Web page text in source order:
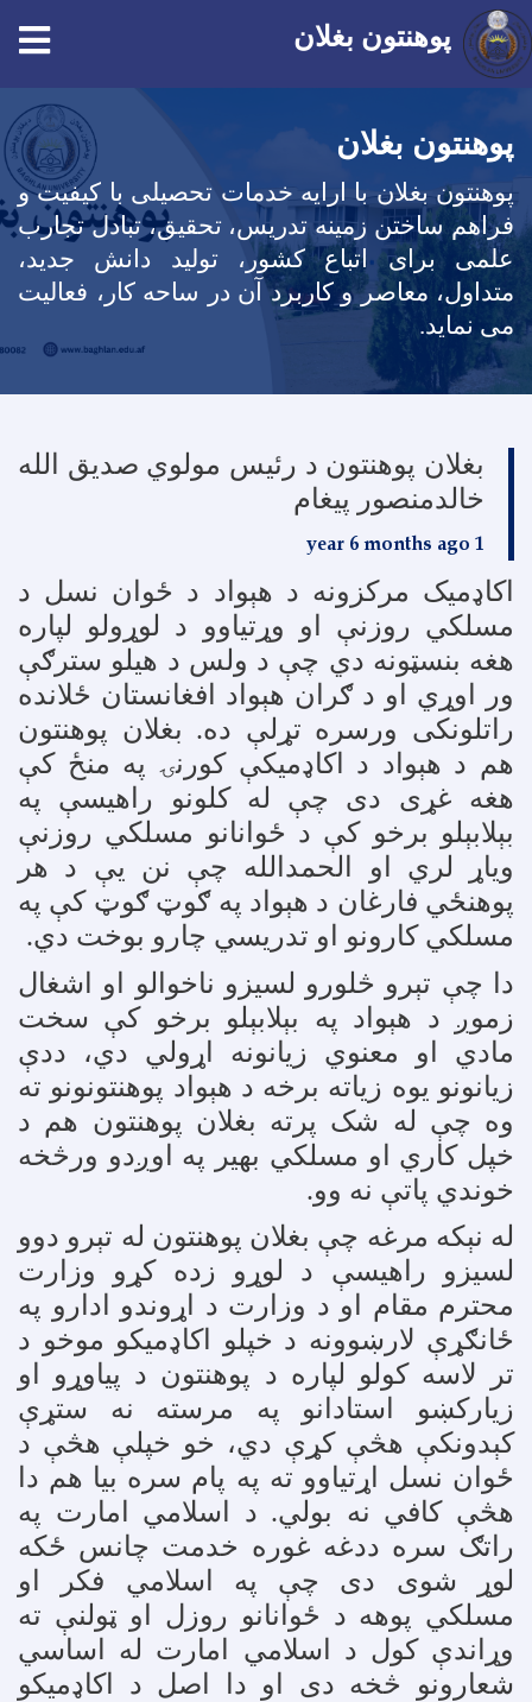
content
پوهنتون بغلان
پوهنتون بغلان
پوهنتون بغلان با ارایه خدمات تحصیلی با کیفیت و
فراهم ساختن زمینه تدریس، تحقیق، تبادل تجارب
علمی برای اتباع کشور، تولید دانش جدید،
متداول، معاصر و کاربرد آن در ساحه کار، فعالیت
می نماید.
بغلان پوهنتون د رئیس مولوي صدیق الله
خالدمنصور پیغام
1 year 6 months ago
اکاډمیک مرکزونه د هېواد د ځوان نسل د
مسلکي روزنې او وړتیاوو د لوړولو لپاره
هغه بنسټونه دي چې د ولس د هیلو سترګې
ور اوړي او د ګران هېواد افغانستان ځلانده
راتلونکی ورسره تړلې ده. بغلان پوهنتون
هم د هېواد د اکاډمیکې کورنۍ په منځ کې
هغه غړی دی چې له کلونو راهیسې په
بېلابېلو برخو کې د ځوانانو مسلکي روزنې
ویاړ لري او الحمدالله چې نن یې د هر
پوهنځي فارغان د هېواد په ګوټ ګوټ کې په
مسلکي کارونو او تدریسي چارو بوخت دي.
دا چې تېرو څلورو لسیزو ناخوالو او اشغال
زموږ د هېواد په بېلابېلو برخو کې سخت
مادي او معنوي زیانونه اړولي دي، ددې
زیانونو یوه زیاته برخه د هېواد پوهنتونونو ته
وه چې له شک پرته بغلان پوهنتون هم د
خپل کاري او مسلکي بهیر په اوږدو ورڅخه
خوندي پاتې نه وو.
له نېکه مرغه چې بغلان پوهنتون له تېرو دوو
لسیزو راهیسې د لوړو زده کړو وزارت
محترم مقام او د وزارت د اړوندو ادارو په
ځانګړې لارښوونه د خپلو اکاډمیکو موخو د
تر لاسه کولو لپاره د پوهنتون د پیاوړو او
زیارکښو استادانو په مرسته نه ستړې
کېدونکې هڅې کړې دي، خو خپلې هڅې د
ځوان نسل اړتیاوو ته په پام سره بیا هم دا
هڅې کافي نه بولي. د اسلامي امارت په
راتګ سره ددغه غوره خدمت چانس ځکه
لوړ شوی دی چې په اسلامي فکر او
مسلکي پوهه د ځوانانو روزل او ټولنې ته
وړاندې کول د اسلامي امارت له اساسي
شعارونو څخه دی او دا اصل د اکاډمیکو